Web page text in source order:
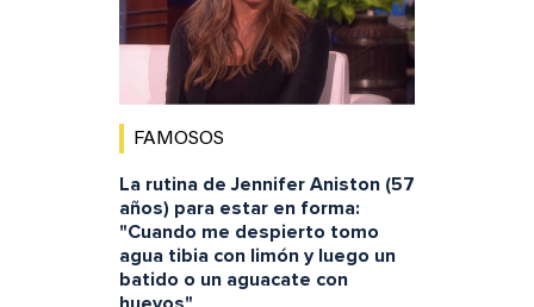
FAMOSOS
La rutina de Jennifer Aniston (57
años) para estar en forma:
"Cuando me despierto tomo
agua tibia con limón y luego un
batido o un aguacate con